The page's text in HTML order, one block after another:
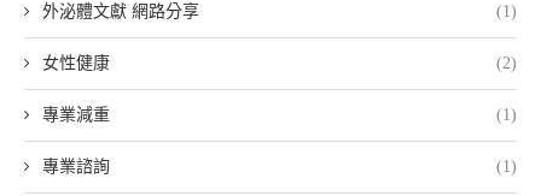
外泌體文獻 網路分享 (1)
女性健康 (2)
專業減重 (1)
專業諮詢 (1)